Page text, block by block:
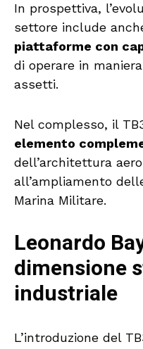
In prospettiva,
settore include
piattaforme con
di operare in
assetti.
Nel complesso, il
elemento
dell’architettura
all’ampliamento
Marina Militare.
Leonardo
dimensione
industriale
L’introduzione del